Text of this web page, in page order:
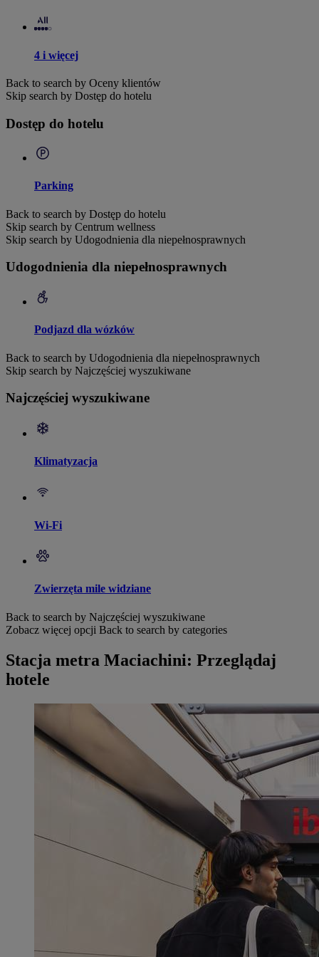
4 i więcej
Back to search by Oceny klientów
Skip search by Dostęp do hotelu
Dostęp do hotelu
Parking
Back to search by Dostęp do hotelu
Skip search by Centrum wellness
Skip search by Udogodnienia dla niepełnosprawnych
Udogodnienia dla niepełnosprawnych
Podjazd dla wózków
Back to search by Udogodnienia dla niepełnosprawnych
Skip search by Najczęściej wyszukiwane
Najczęściej wyszukiwane
Klimatyzacja
Wi-Fi
Zwierzęta mile widziane
Back to search by Najczęściej wyszukiwane
Zobacz więcej opcji Back to search by categories
Stacja metra Maciachini: Przeglądaj
hotele